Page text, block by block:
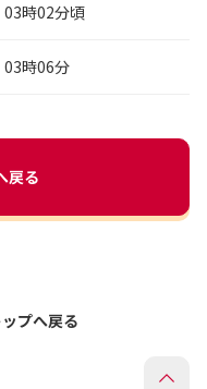
時02分頃
03時06分
戻る
プへ戻る